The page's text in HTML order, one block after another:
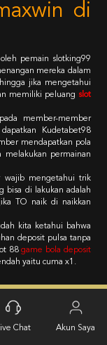
di
oleh pemain slotking99
mereka dalam
jika mengetahui
memiliki peluang slot
member-member
Kudetabet98
mendapatkan pola
melakukan permainan
wajib mengetahui trik
bisa di lakukan adalah
TO naik di naikkan
kita ketahui bahwa
deposit pulsa tanpa
88 game bola deposit
yaitu cuma x1.
Chat Akun Saya